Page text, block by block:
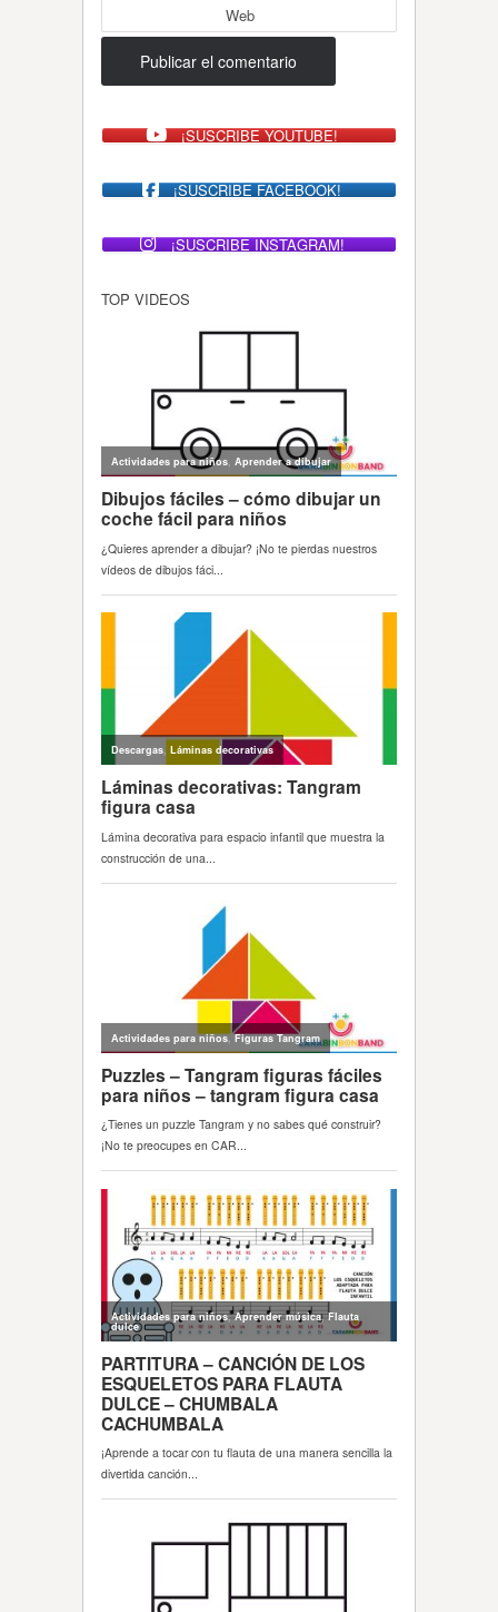
Web
¡SUSCRIBE YOUTUBE!
¡SUSCRIBE FACEBOOK!
¡SUSCRIBE INSTAGRAM!
TOP VIDEOS